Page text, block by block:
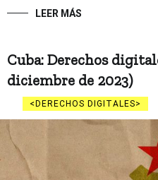
LEER MÁS
Cuba: Derechos
diciembre de 2023)
DERECHOS DIGITALES